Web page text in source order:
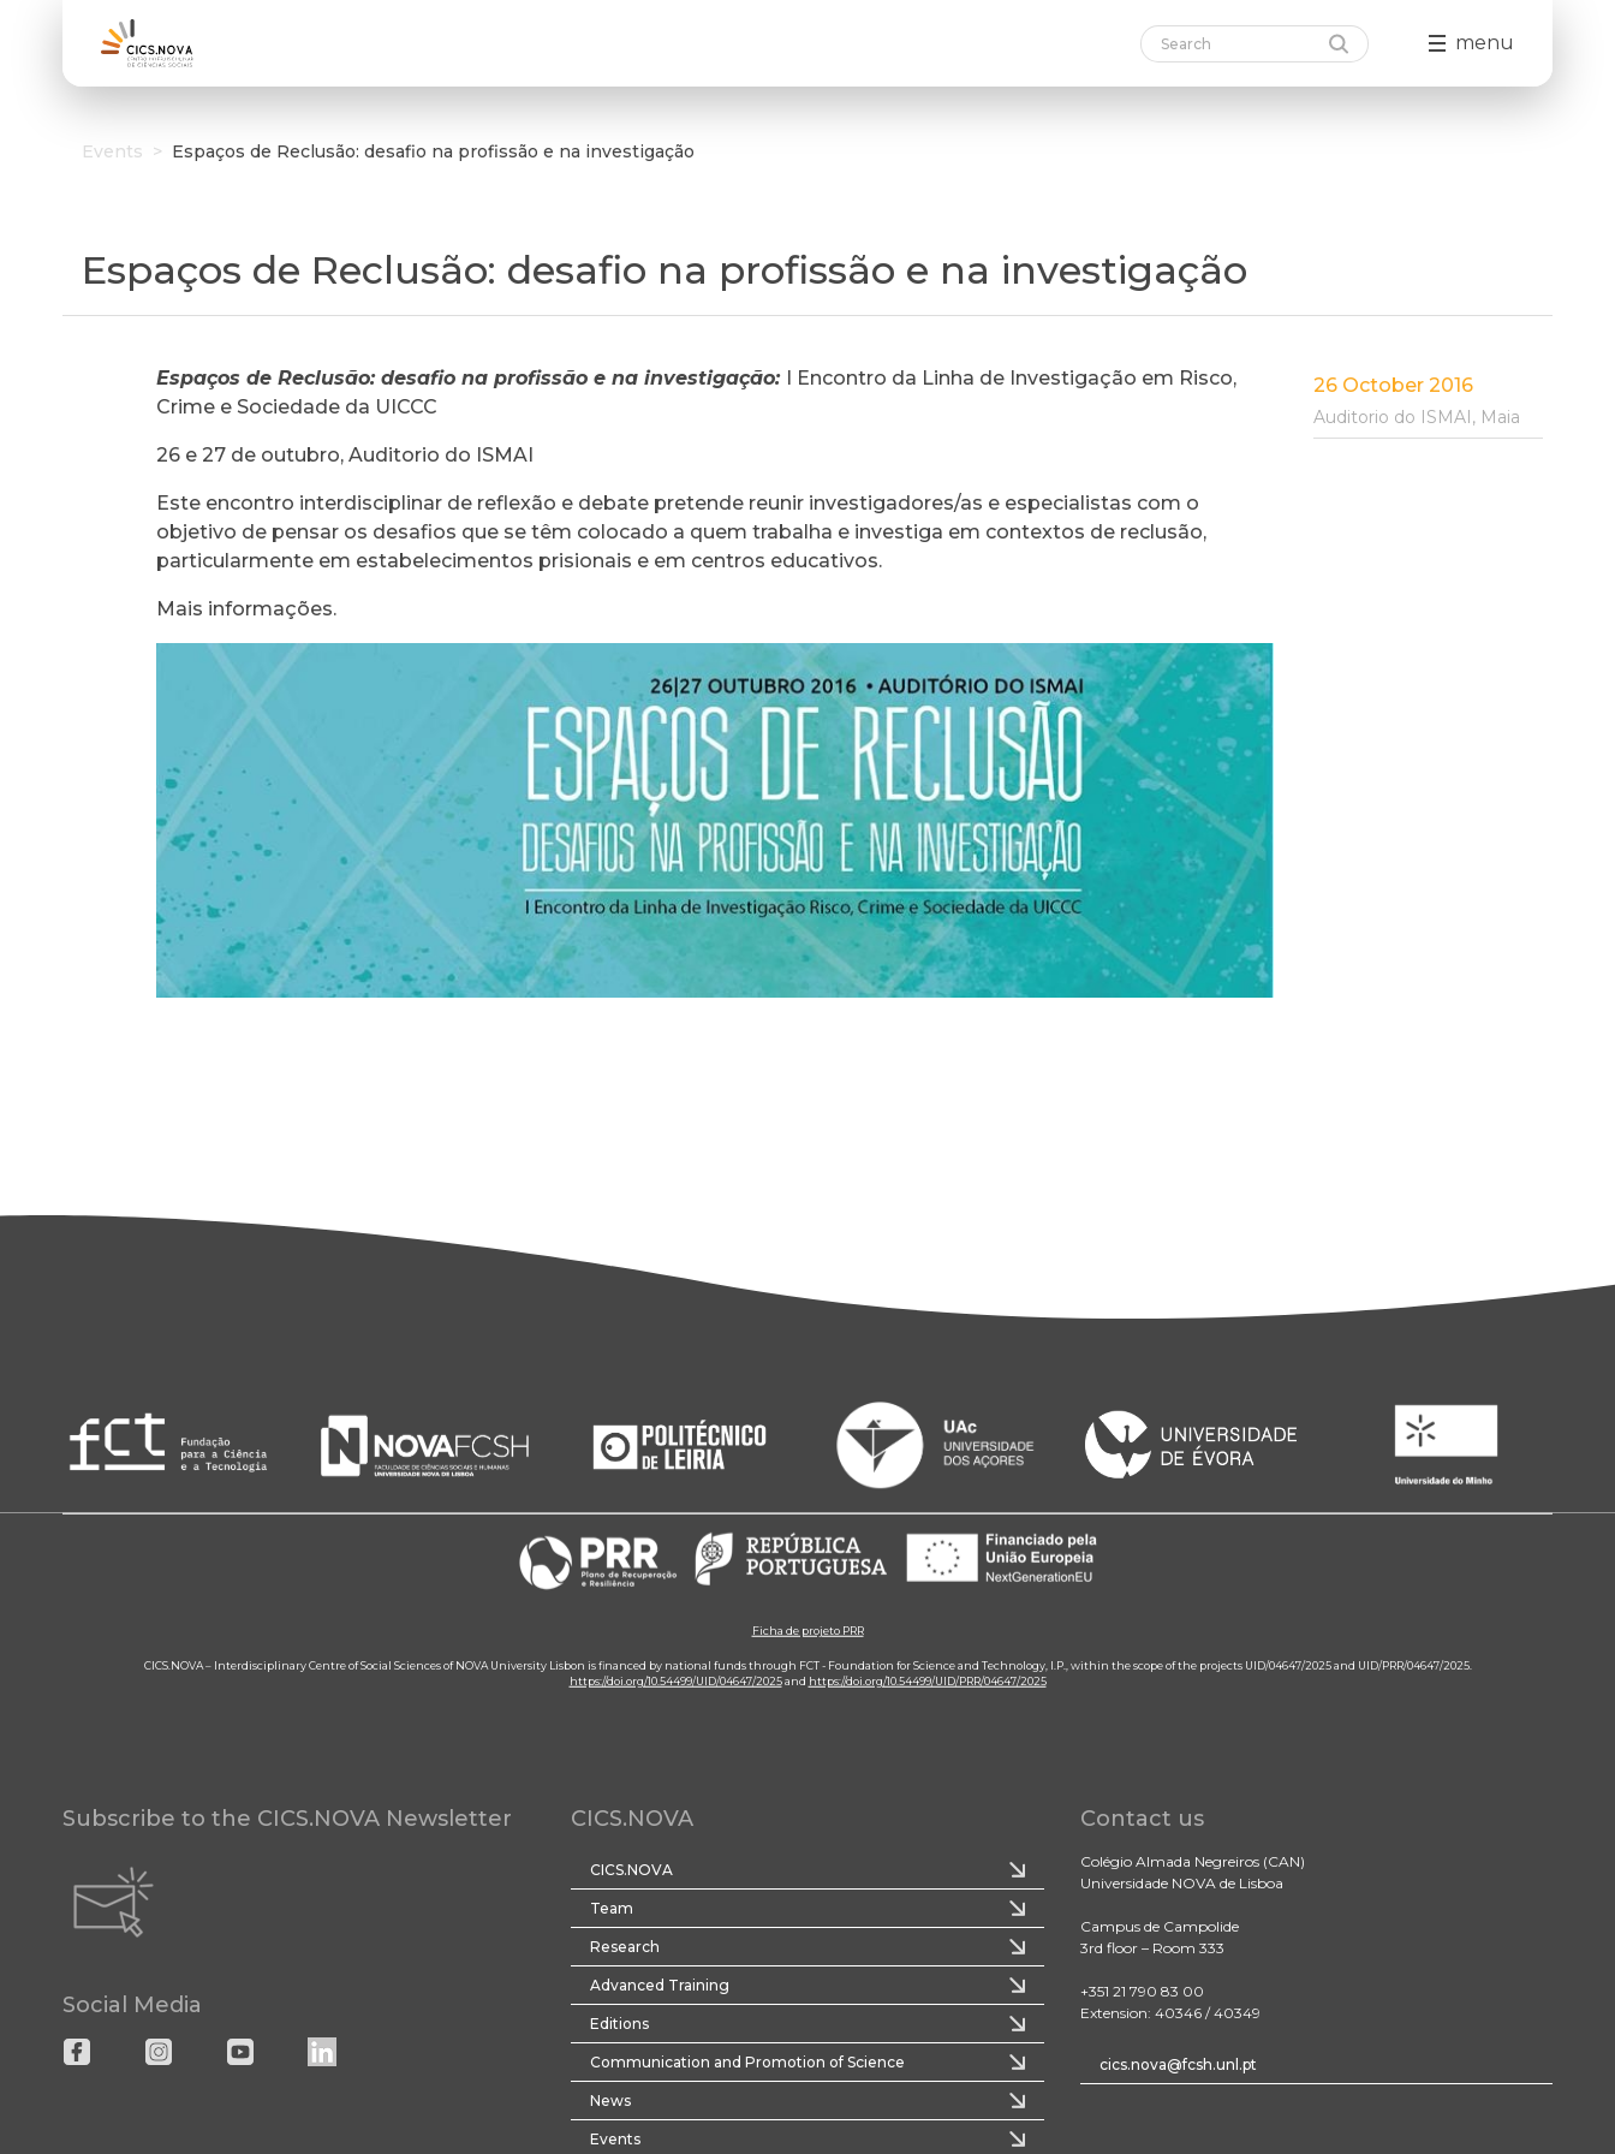
menu
Events > Espaços de Reclusão: desafio na profissão e na investigação
Espaços de Reclusão: desafio na profissão e na investigação
Espaços de Reclusão: desafio na profissão e na investigação: I Encontro da Linha de Investigação em Risco,
Crime e Sociedade da UICCC
26 e 27 de outubro, Auditorio do ISMAI
Este encontro interdisciplinar de reflexão e debate pretende reunir investigadores/as e especialistas com o
objetivo de pensar os desafios que se têm colocado a quem trabalha e investiga em contextos de reclusão,
particularmente em estabelecimentos prisionais e em centros educativos.
Mais informações.
26 October 2016
Auditorio do ISMAI, Maia
Ficha de projeto PRR
CICS.NOVA – Interdisciplinary Centre of Social Sciences of NOVA University Lisbon is financed by national funds through FCT - Foundation for Science and Technology, I.P., within the scope of the projects UID/04647/2025 and UID/PRR/04647/2025.
https://doi.org/10.54499/UID/04647/2025and https://doi.org/10.54499/UID/PRR/04647/2025
Subscribe to the CICS.NOVA Newsletter
Social Media
CICS.NOVA
CICS.NOVA
Team
Research
Advanced Training
Editions
Communication and Promotion of Science
News
Events
Contact us
Colégio Almada Negreiros (CAN)
Universidade NOVA de Lisboa
Campus de Campolide
3rd floor – Room 333
+351 21 790 83 00
Extension: 40346 / 40349
cics.nova@fcsh.unl.pt